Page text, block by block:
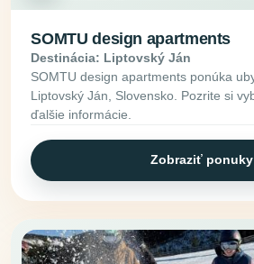
SOMTU design apartments
Destinácia: Liptovský Ján
SOMTU design apartments ponúka
Liptovský Ján, Slovensko. Pozrite si
ďalšie informácie.
Zobraziť ponuky